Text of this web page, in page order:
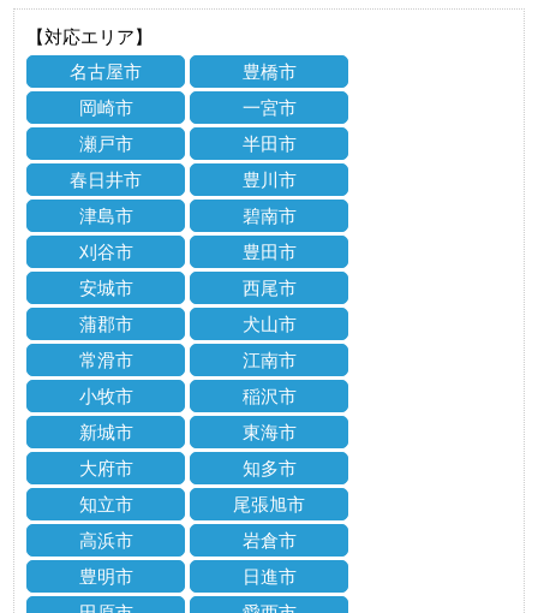
【対応エリア】
名古屋市
豊橋市
岡崎市
一宮市
瀬戸市
半田市
春日井市
豊川市
津島市
碧南市
刈谷市
豊田市
安城市
西尾市
蒲郡市
犬山市
常滑市
江南市
小牧市
稲沢市
新城市
東海市
大府市
知多市
知立市
尾張旭市
高浜市
岩倉市
豊明市
日進市